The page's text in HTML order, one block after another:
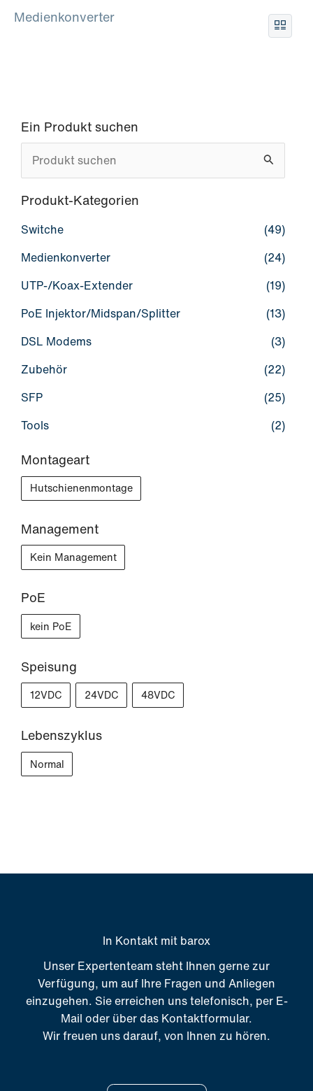
Ein Produkt suchen
u
c
n
n
a
:
Produkt-Kategorien
Switche
(49)
Medienkonverter
(24)
UTP-/Koax-Extender
(19)
PoE Injektor/Midspan/Splitter
(13)
DSL Modems
(3)
Zubehör
(22)
SFP
(25)
Tools
(2)
Montageart
Hutschienenmontage
Management
Kein Management
PoE
kein PoE
Speisung
12VDC 24VDC 48VDC
Lebenszyklus
Normal
Medienkonverter
In Kontakt mit barox
Unser Expertenteam steht Ihnen gerne zur
Verfügung, um auf Ihre Fragen und Anliegen
einzugehen. Sie erreichen uns telefonisch, per E-
Mail oder über das Kontaktformular.
Wir freuen uns darauf, von Ihnen zu hören.